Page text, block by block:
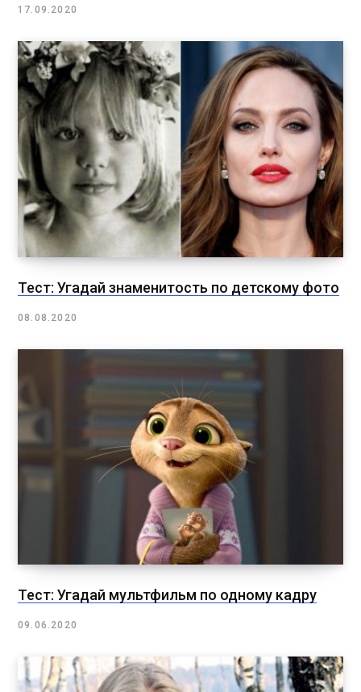
17.09.2020
Тест: Угадай знаменитость по детскому фото
08.08.2020
Тест: Угадай мультфильм по одному кадру
09.06.2020